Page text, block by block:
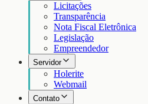
Licitações
Transparência
Nota Fiscal Eletrônica
Legislação
Empreendedor
Servidor
Holerite
Webmail
Contato